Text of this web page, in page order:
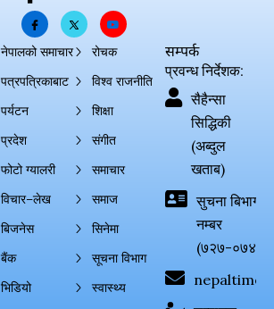
नेपालको समाचार
पत्रपत्रिकाबाट
पर्यटन
प्रदेश
फोटो ग्यालरी
विचार–लेख
बिजनेस
बैंक
भिडियो
रोचक
विश्व राजनीति
शिक्षा
संगीत
समाचार
समाज
सिनेमा
सूचना विभाग
स्वास्थ्य
सम्पर्क
प्रवन्ध निर्देशक:
सैहैन्सा
सिद्धिकी
(अब्दुल
खताब)
सुचना बिभाग
नम्बर
(७२७-०७४-